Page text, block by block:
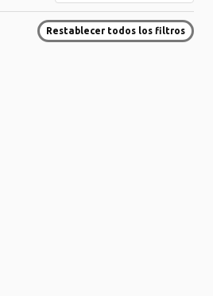
Restablecer todos los filtros